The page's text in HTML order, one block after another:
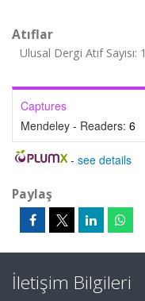
Atıflar
Ulusal Dergi Atıf Sayısı: 1
Captures
Mendeley - Readers: 6
- see details
Paylaş
İletişim Bilgileri